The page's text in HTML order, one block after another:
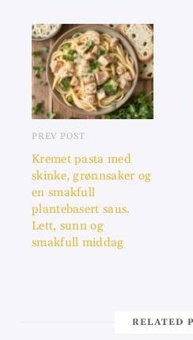
PREV POST
Kremet pasta med
skinke, grønnsaker og
en smakfull
plantebasert saus.
Lett, sunn og
smakfull middag
RELATED